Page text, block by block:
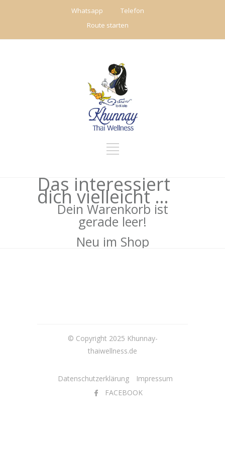
Whatsapp
Telefon
Route starten
Das interessiert
dich vielleicht …
Dein Warenkorb ist
gerade leer!
Neu im Shop
© Copyright 2025 Khunnay-
thaiwellness.de
Datenschutzerklärung
Impressum
FACEBOOK